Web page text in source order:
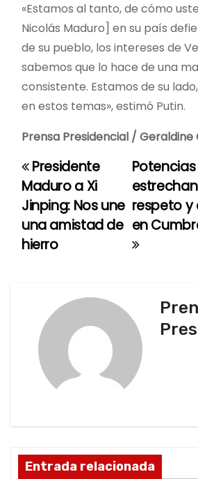
«Estamos al tanto, de cómo
Nicolás Maduro] en su país
de su pueblo, los intereses de
sabemos que lo hace de una
consistente. Estamos de su
en estos temas», estimó Putin.
Prensa Presidencial / Geraldine
N
a
v
d
respeto
en
Presidente
Maduro a Xi
Jinping: Nos une
una amistad de
hierro
Entrada relacionada